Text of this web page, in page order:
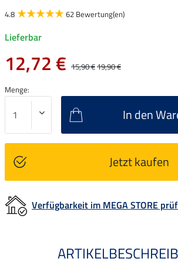
4.8 62 Bewertung(en)
Lieferbar
12,72 € 15,90 €19,90 €
Menge:
In den
Jetzt kaufen
Verfügbarkeit im MEGA STORE